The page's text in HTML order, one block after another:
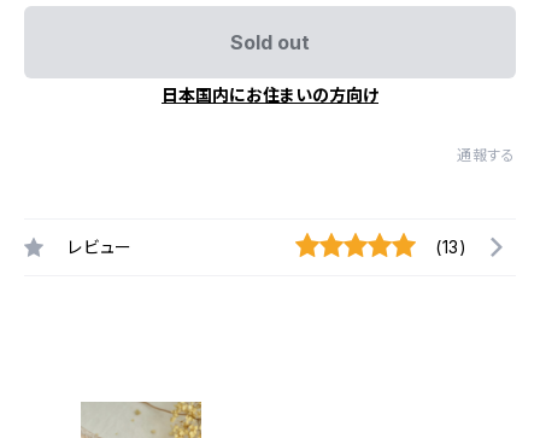
Sold out
日本国内にお住まいの方向け
通報する
レビュー (13)